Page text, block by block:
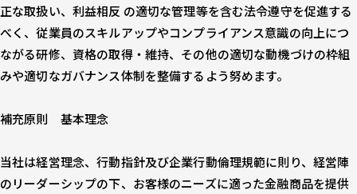
正な取扱い、利益相反 の適切な管理等を含む法令遵守を促進する
べく、従業員のスキルアップやコンプライアンス意識の向上につ
ながる研修、資格の取得・維持、その他の適切な動機づけの枠組
みや適切なガバナンス体制を整備するよう努めます。
補充原則 基本理念
当社は経営理念、行動指針及び企業行動倫理規範に則り、経営陣
のリーダーシップの下、お客様のニーズに適った金融商品を提供